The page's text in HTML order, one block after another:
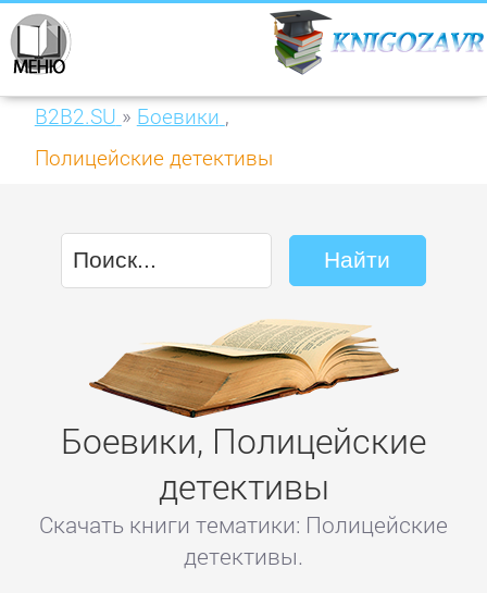
B2B2.SU » Боевики ,
Полицейские детективы
Боевики, Полицейские
детективы
Скачать книги тематики: Полицейские
детективы.